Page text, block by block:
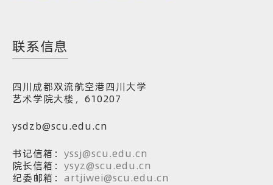
联系信息
四川成都双流航空港四川大学
艺术学院大楼，610207
ysdzb@scu.edu.cn
书记信箱： yssj@scu.edu.cn
院长信箱： ysyz@scu.edu.cn
纪委邮箱： artjiwei@scu.edu.cn